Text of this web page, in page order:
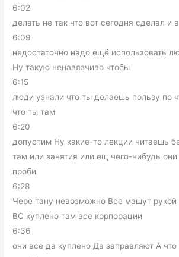
6:02
делать не так что вот сегодня сделал и
6:09
недостаточно надо ещё использовать
Ну такую ненавязчиво чтобы
6:15
люди узнали что ты делаешь пользу по
что ты там
6:20
допустим Ну какие-то лекции читаешь
там или занятия или ещ чего-нибудь
проби
6:28
Чере тану невозможно Все машут рукой
ВС куплено там все корпорации
6:36
они все да куплено Да заправляют А что